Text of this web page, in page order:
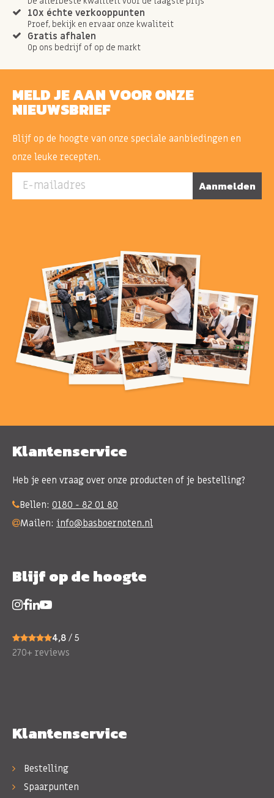
10x échte verkooppunten
Proef, bekijk en ervaar onze kwaliteit
Gratis afhalen
Op ons bedrijf of op de markt
MELD JE AAN VOOR ONZE
NIEUWSBRIEF
Blijf op de hoogte van onze speciale aanbiedingen en
onze leuke recepten.
E-mailadres Aanmelden
Klantenservice
Heb je een vraag over onze producten of je bestelling?
Bellen: 0180 - 82 01 80
Mailen: info@basboernoten.nl
Blijf op de hoogte
4,8 / 5
270+ reviews
Klantenservice
Bestelling
Spaarpunten